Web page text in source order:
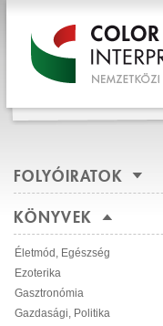
FOLYÓIRATOK
KÖNYVEK
Életmód, Egészség
Ezoterika
Gasztronómia
Gazdasági, Politika